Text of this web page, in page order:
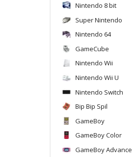
Nintendo 8 bit
Super Nintendo
Nintendo 64
GameCube
Nintendo Wii
Nintendo Wii U
Nintendo Switch
Bip Bip Spil
GameBoy
GameBoy Color
GameBoy Advance